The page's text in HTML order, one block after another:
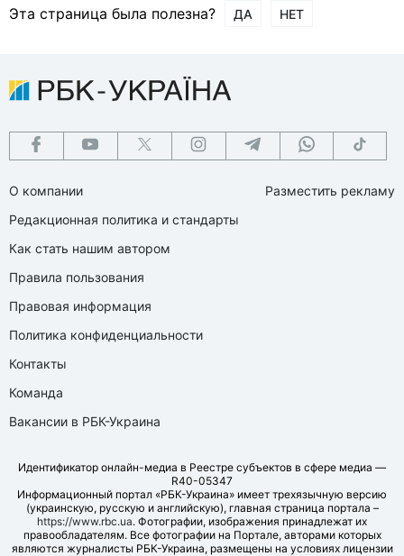
Эта страница была полезна? ДА НЕТ
О компании
Редакционная политика и стандарты
Как стать нашим автором
Правила пользования
Правовая информация
Политика конфиденциальности
Контакты
Команда
Вакансии в РБК-Украина
Разместить рекламу
Идентификатор онлайн-медиа в Реестре субъектов в сфере медиа —
R40-05347
Информационный портал «РБК-Украина» имеет трехязычную версию
(украинскую, русскую и английскую), главная страница портала –
https://www.rbc.ua. Фотографии, изображения принадлежат их
правообладателям. Все фотографии на Портале, авторами которых
являются журналисты РБК-Украина, размещены на условиях лицензии